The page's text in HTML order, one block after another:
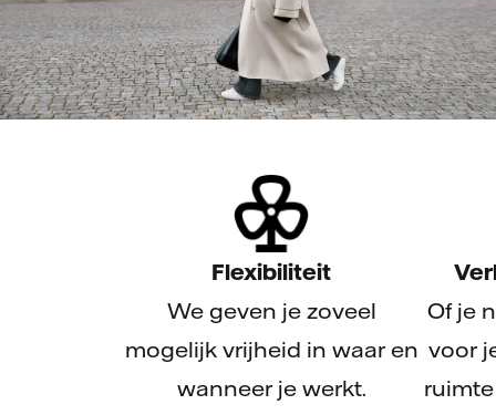
Flexibiliteit
We geven je zoveel
mogelijk vrijheid in waar en
wanneer je werkt.
Of je
voor